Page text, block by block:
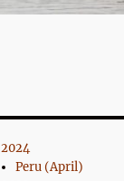
2024
Peru (April)